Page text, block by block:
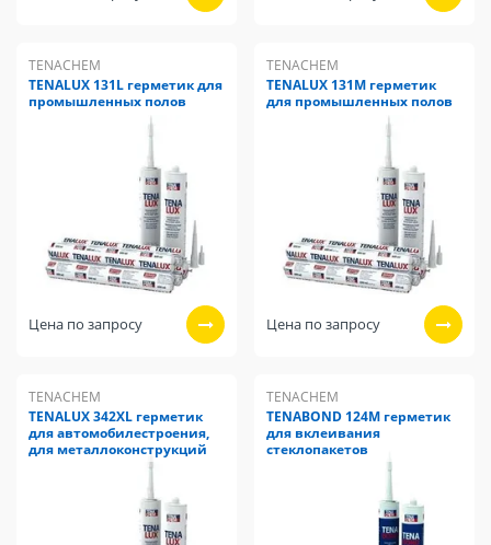
TENACHEM
TENALUX 131L герметик для
промышленных полов
Цена по запросу
TENACHEM
TENALUX 131M герметик
для промышленных полов
Цена по запросу
TENACHEM
TENALUX 342XL герметик
для автомобилестроения,
для металлоконструкций
TENACHEM
TENABOND 124M герметик
для вклеивания
стеклопакетов